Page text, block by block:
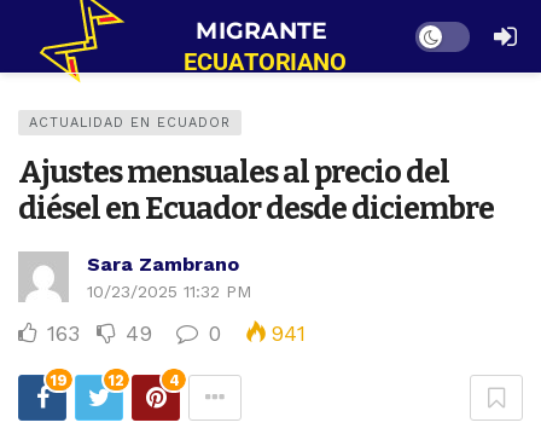
Dark mode
ACTUALIDAD EN ECUADOR
Ajustes mensuales al precio del
diésel en Ecuador desde diciembre
Sara Zambrano
10/23/2025 11:32 PM
163 49 0 941
19 12 4